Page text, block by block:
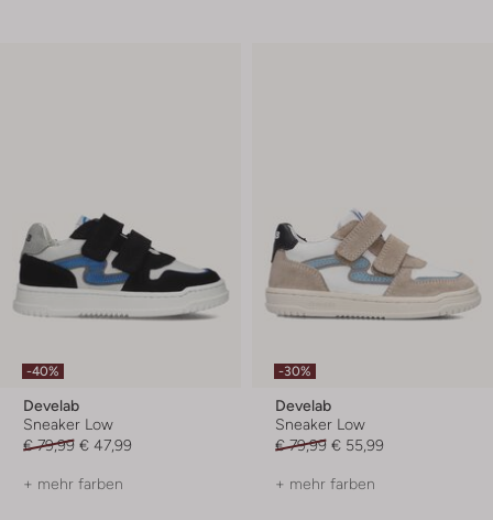
-40%
Develab
Sneaker Low
€ 79,99 € 47,99
+ mehr farben
-30%
Develab
Sneaker Low
€ 79,99 € 55,99
+ mehr farben